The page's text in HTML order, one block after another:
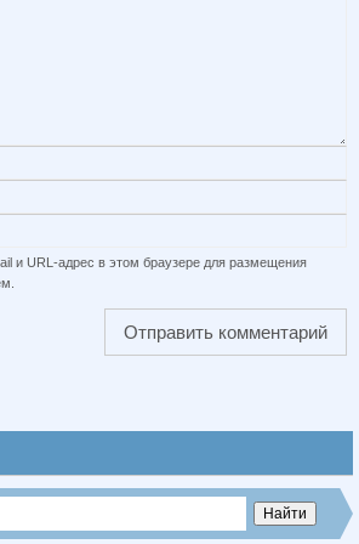
и URL-адрес в этом браузере для размещения